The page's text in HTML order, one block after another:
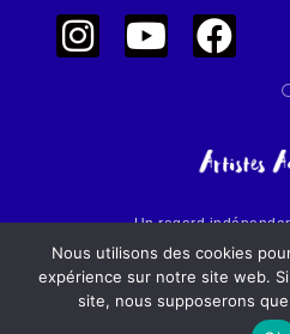
Un regard
Made with by Artistes Actuels​​
Nous utilisons des cookies
expérience sur notre site web.
site, nous supposerons